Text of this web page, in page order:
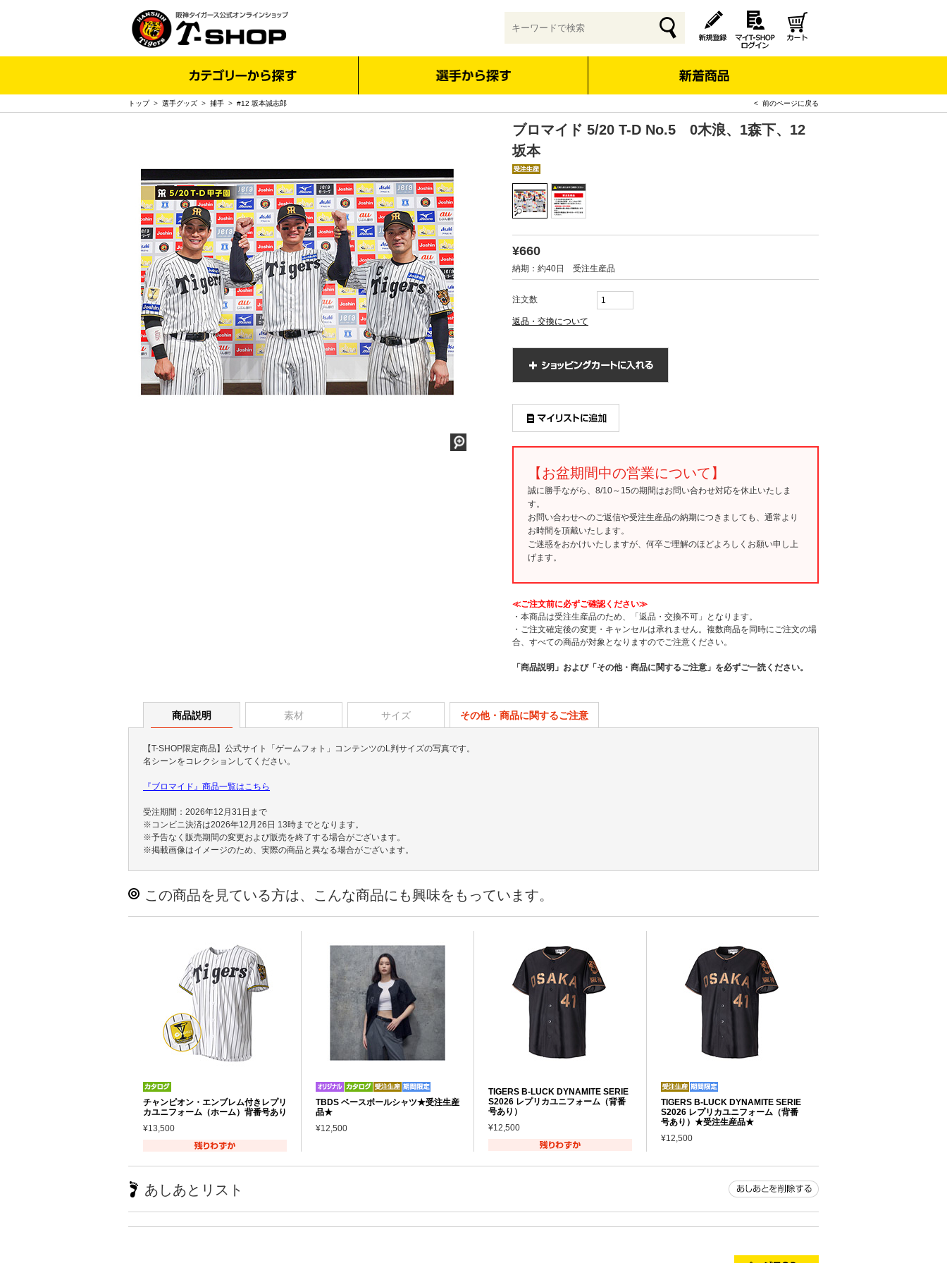
トップ> 選手グッズ > 捕手 > #12 坂本誠志郎 < 前のページに戻る
ブロマイド 5/20 T-D No.5 0木浪、1森下、12
坂本
¥660
納期：約40日 受注生産品
注文数
返品・交換について
【お盆期間中の営業について】
誠に勝手ながら、8/10～15の期間はお問い合わせ対応を休止いたしま
す。
お問い合わせへのご返信や受注生産品の納期につきましても、通常より
お時間を頂戴いたします。
ご迷惑をおかけいたしますが、何卒ご理解のほどよろしくお願い申し上
げます。
≪ご注文前に必ずご確認ください≫
・本商品は受注生産品のため、「返品・交換不可」となります。
・ご注文確定後の変更・キャンセルは承れません。複数商品を同時にご注文の場
合、すべての商品が対象となりますのでご注意ください。
「商品説明」および「その他・商品に関するご注意」を必ずご一読ください。
商品説明 素材 サイズ その他・商品に関するご注意
【T-SHOP限定商品】公式サイト「ゲームフォト」コンテンツのL判サイズの写真です。
名シーンをコレクションしてください。
『ブロマイド』商品一覧はこちら
受注期間：2026年12月31日まで
※コンビニ決済は2026年12月26日 13時までとなります。
※予告なく販売期間の変更および販売を終了する場合がございます。
※掲載画像はイメージのため、実際の商品と異なる場合がございます。
この商品を見ている方は、こんな商品にも興味をもっています。
チャンピオン・エンブレム付きレプリ
カユニフォーム（ホーム）背番号あり
¥13,500
TBDS ベースボールシャツ★受注生産
品★
¥12,500
TIGERS B-LUCK DYNAMITE SERIE
S2026 レプリカユニフォーム（背番
号あり）
¥12,500
TIGERS B-LUCK DYNAMITE SERIE
S2026 レプリカユニフォーム（背番
号あり）★受注生産品★
¥12,500
あしあとリスト